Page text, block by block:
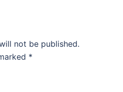
not be published.
*